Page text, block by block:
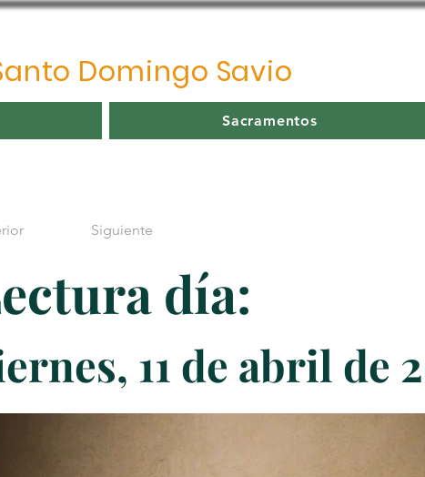
Domingo Savio
Sacramentos
Siguiente
día:
11 de abril de